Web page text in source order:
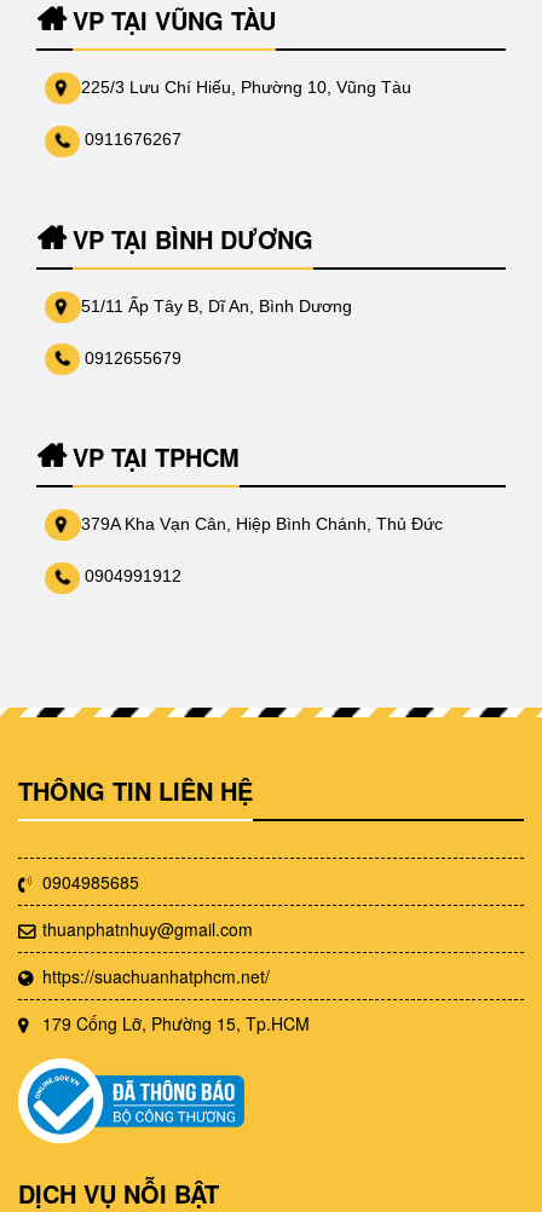
VP TẠI VŨNG TÀU
225/3 Lưu Chí Hiếu, Phường 10, Vũng Tàu
0911676267
VP TẠI BÌNH DƯƠNG
51/11 Ấp Tây B, Dĩ An, Bình Dương
0912655679
VP TẠI TPHCM
379A Kha Vạn Cân, Hiệp Bình Chánh, Thủ Đức
0904991912
THÔNG TIN LIÊN HỆ
0904985685
thuanphatnhuy@gmail.com
https://suachuanhatphcm.net/
179 Cống Lỡ, Phường 15, Tp.HCM
DỊCH VỤ NỖI BẬT